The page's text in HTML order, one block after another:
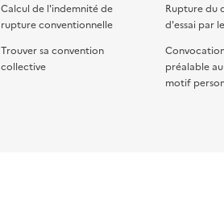
Calcul de l'indemnité de
rupture conventionnelle
Trouver sa convention
collective
Rupture du
d'essai par
préalable
motif